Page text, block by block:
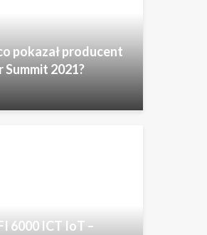
pokazał producent
Summit 2021?
6000 ICT IoT –